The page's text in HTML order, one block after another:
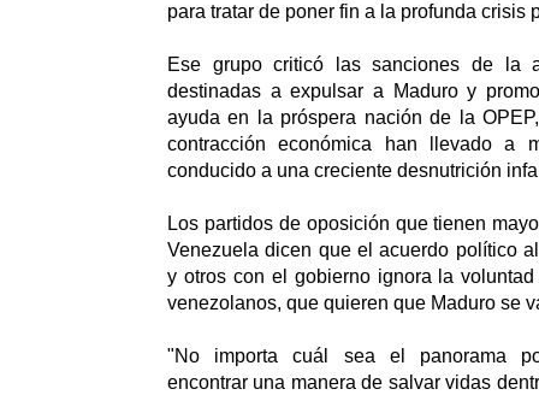
para tratar de poner fin a la profunda crisis
Ese grupo criticó las sanciones de la
destinadas a expulsar a Maduro y
ayuda en la próspera nación de la
contracción económica han llevado a
conducido a una creciente desnutrición
Los partidos de oposición que tienen
Venezuela dicen que el acuerdo político
y otros con el gobierno ignora la
venezolanos, que quieren que Maduro se
"No importa cuál sea el panorama
encontrar una manera de salvar vidas